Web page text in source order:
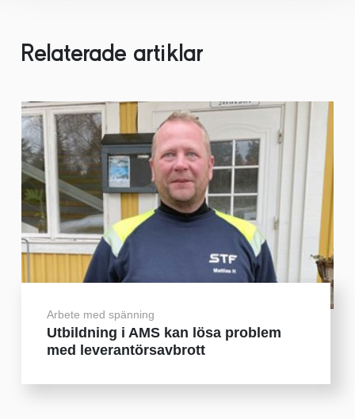
Relaterade artiklar
Arbete med spänning
Utbildning i AMS kan lösa problem
med leverantörsavbrott